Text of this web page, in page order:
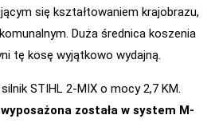
się kształtowaniem krajobrazu,
Duża średnica koszenia
tę kosę wyjątkowo wydajną.
STIHL 2-MIX o mocy 2,7 KM.
została w system M-